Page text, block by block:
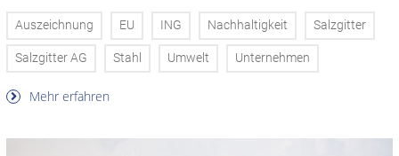
Auszeichnung EU ING Nachhaltigkeit Salzgitter
Salzgitter AG Stahl Umwelt Unternehmen
Mehr erfahren